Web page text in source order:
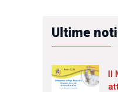
Ultime
Il